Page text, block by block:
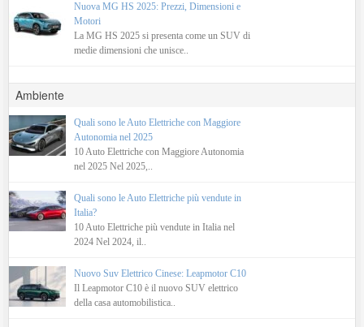
Nuova MG HS 2025: Prezzi, Dimensioni e
Motori
La MG HS 2025 si presenta come un SUV di
medie dimensioni che unisce..
Ambiente
Quali sono le Auto Elettriche con Maggiore
Autonomia nel 2025
10 Auto Elettriche con Maggiore Autonomia
nel 2025 Nel 2025,..
Quali sono le Auto Elettriche più vendute in
Italia?
10 Auto Elettriche più vendute in Italia nel
2024 Nel 2024, il..
Nuovo Suv Elettrico Cinese: Leapmotor C10
Il Leapmotor C10 è il nuovo SUV elettrico
della casa automobilistica..